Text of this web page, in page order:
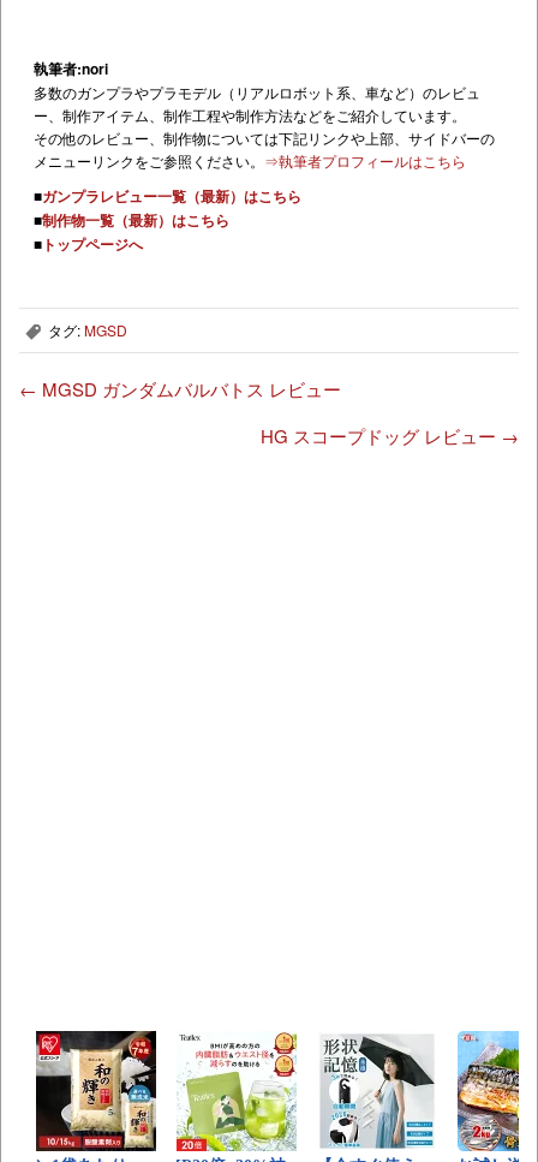
執筆者:nori
多数のガンプラやプラモデル（リアルロボット系、車など）のレビュ
ー、制作アイテム、制作工程や制作方法などをご紹介しています。
その他のレビュー、制作物については下記リンクや上部、サイドバーの
メニューリンクをご参照ください。 ⇒執筆者プロフィールはこちら
■ガンプラレビュー一覧（最新）はこちら
■制作物一覧（最新）はこちら
■ トップページへ
, タグ:MGSD
← MGSD ガンダムバルバトス レビュー
HG スコープドッグ レビュー →